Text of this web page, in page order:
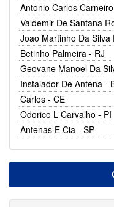
Antonio Carlos
Valdemir De Santana
Joao Martinho Da
Betinho Palmeira - RJ
Geovane Manoel Da
Instalador De Antena -
Carlos - CE
Odorico L Carvalho - PI
Antenas E Cia - SP